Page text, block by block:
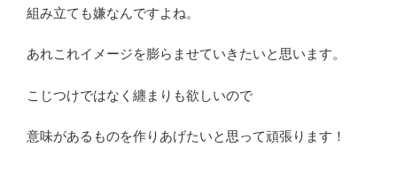
組み立ても嫌なんですよね。
あれこれイメージを膨らませていきたいと思います。
こじつけではなく纏まりも欲しいので
意味があるものを作りあげたいと思って頑張ります！